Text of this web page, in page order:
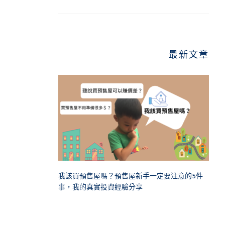
最新文章
我該買預售屋嗎？預售屋新手一定要注意的5件
事，我的真實投資經驗分享